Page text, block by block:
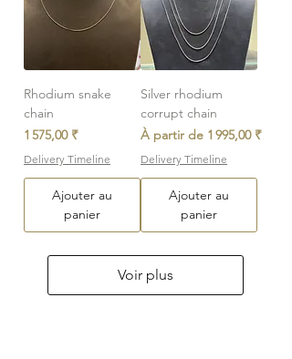
Rhodium snake
chain
Prix
1 575,00 ₹
Delivery Timeline
Ajouter au
panier
Silver rhodium
corrupt chain
À partir de 1 995,00 ₹
Prix promotionnel
Delivery Timeline
Ajouter au
panier
Voir plus